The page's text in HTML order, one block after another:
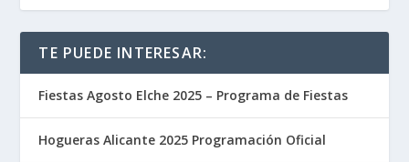
TE PUEDE INTERESAR:
Fiestas Agosto Elche 2025 – Programa de Fiestas
Hogueras Alicante 2025 Programación Oficial